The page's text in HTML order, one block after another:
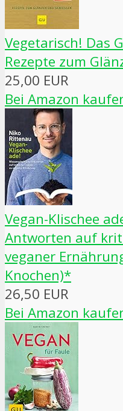
Vegetarisch! Das
Rezepte zum
25,00 EUR
Bei Amazon
Vegan-Klischee
Antworten auf
veganer
Knochen)*
26,50 EUR
Bei Amazon